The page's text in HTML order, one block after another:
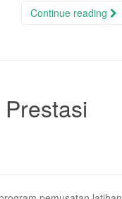
Continue reading